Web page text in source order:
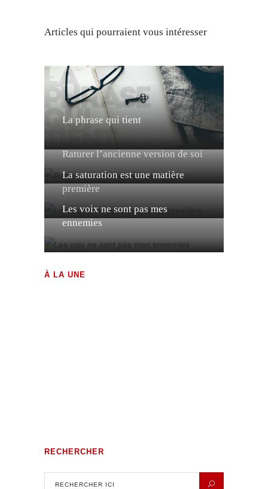
Articles qui pourraient vous intéresser
La phrase qui tient
Raturer l’ancienne version de soi
La saturation est une matière
première
Les voix ne sont pas mes
ennemies
À LA UNE
RECHERCHER